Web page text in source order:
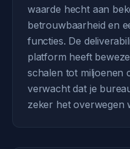
waarde hecht aan
betrouwbaarheid en
functies. De
platform heeft
schalen tot miljoenen
verwacht dat je
zeker het overwegen